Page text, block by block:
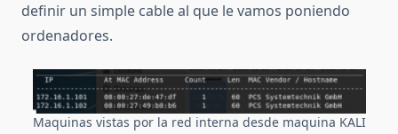
definir un simple cable al que le vamos poniendo
ordenadores.
Maquinas vistas por la red interna desde maquina KALI